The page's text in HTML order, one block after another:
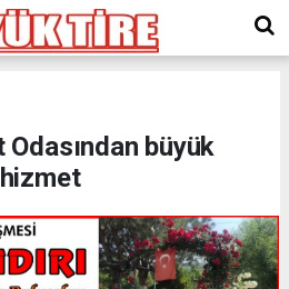
büyük
hizmet